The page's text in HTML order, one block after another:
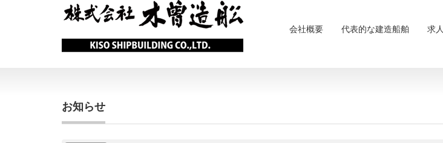
会社概要 代表的な建造船舶 求人
お知らせ